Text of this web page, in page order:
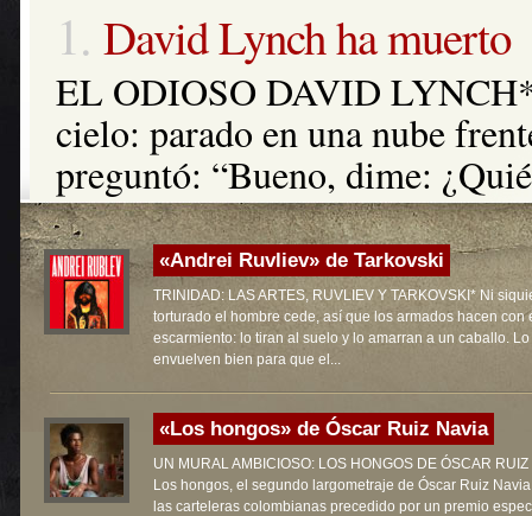
2. Gabriel García
GABRIEL GARCÍA
DIFÍCILES* La historia de
Márquez con el cine fue larga
se refería a esos vínculos
mal avenido. Es decir: como
el cine ni sin el cine”. Los
«Andrei Ruvliev» de Tarkovski
TRINIDAD: LAS ARTES, RUVLIEV Y TARKOVSKI* Ni
torturado el hombre cede, así que los armados hacen con
escarmiento: lo tiran al suelo y lo amarran a un caballo. Lo
envuelven bien para que el...
«Los hongos» de Óscar Ruiz Navia
UN MURAL AMBICIOSO: LOS HONGOS DE ÓSCAR
Los hongos, el segundo largometraje de Óscar Ruiz
las carteleras colombianas precedido por un premio